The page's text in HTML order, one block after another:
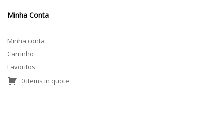
Minha Conta
Minha conta
Carrinho
Favoritos
0 items in quote